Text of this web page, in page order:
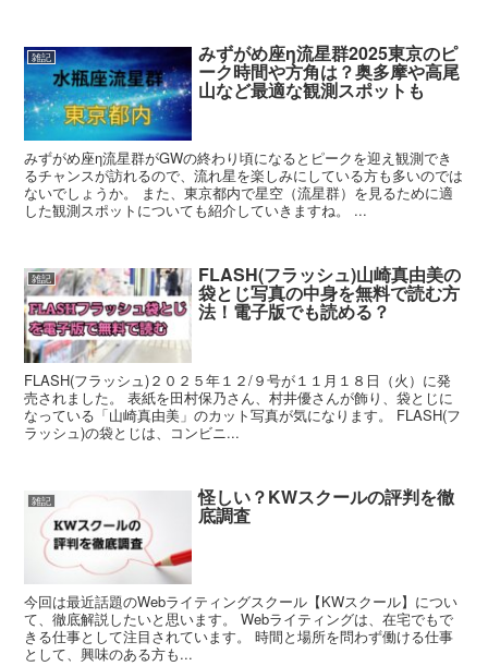
雑記 みずがめ座η流星群2025東京のピ
ーク時間や方角は？奥多摩や高尾
山など最適な観測スポットも
みずがめ座η流星群がGWの終わり頃になるとピークを迎え観測でき
るチャンスが訪れるので、流れ星を楽しみにしている方も多いのでは
ないでしょうか。 また、東京都内で星空（流星群）を見るために適
した観測スポットについても紹介していきますね。 ...
雑記 FLASH(フラッシュ)山崎真由美の
袋とじ写真の中身を無料で読む方
法！電子版でも読める？
FLASH(フラッシュ)２０２５年１２/９号が１１月１８日（火）に発
売されました。 表紙を田村保乃さん、村井優さんが飾り、袋とじに
なっている「山崎真由美」のカット写真が気になります。 FLASH(フ
ラッシュ)の袋とじは、コンビニ...
雑記 怪しい？KWスクールの評判を徹
底調査
今回は最近話題のWebライティングスクール【KWスクール】につい
て、徹底解説したいと思います。 Webライティングは、在宅でもで
きる仕事として注目されています。 時間と場所を問わず働ける仕事
として、興味のある方も...